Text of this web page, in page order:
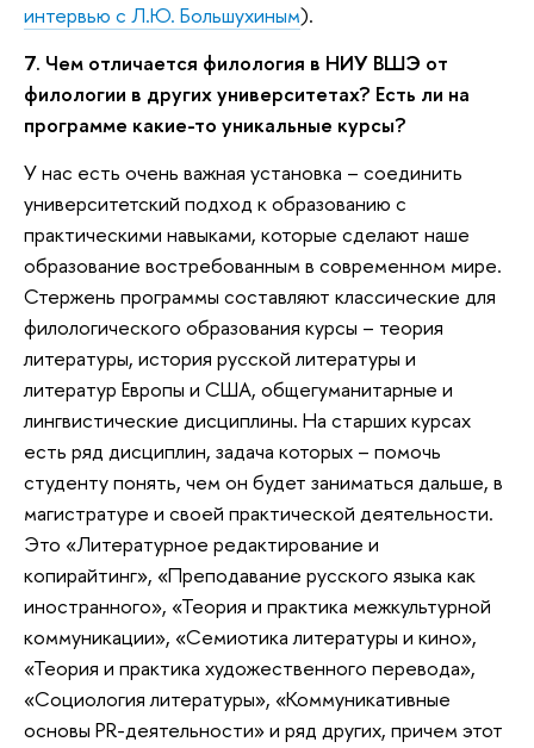
интервью с Л.Ю. Большухиным).
7. Чем отличается филология в НИУ ВШЭ от
филологии в других университетах? Есть ли на
программе какие-то уникальные курсы?
У нас есть очень важная установка – соединить
университетский подход к образованию с
практическими навыками, которые сделают наше
образование востребованным в современном мире.
Стержень программы составляют классические для
филологического образования курсы – теория
литературы, история русской литературы и
литератур Европы и США, общегуманитарные и
лингвистические дисциплины. На старших курсах
есть ряд дисциплин, задача которых – помочь
студенту понять, чем он будет заниматься дальше, в
магистратуре и своей практической деятельности.
Это «Литературное редактирование и
копирайтинг», «Преподавание русского языка как
иностранного», «Теория и практика межкультурной
коммуникации», «Семиотика литературы и кино»,
«Теория и практика художественного перевода»,
«Социология литературы», «Коммуникативные
основы PR-деятельности» и ряд других, причем этот